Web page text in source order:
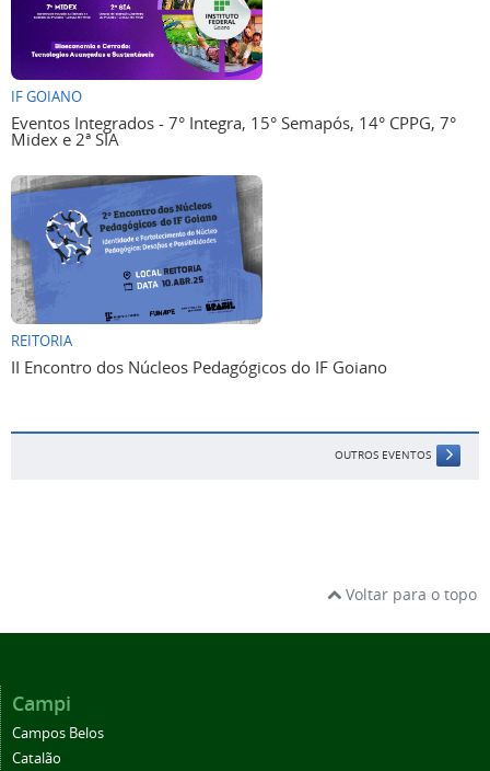
IF GOIANO
Eventos Integrados - 7° Integra, 15° Semapós, 14° CPPG, 7°
Midex e 2ª SIA
REITORIA
II Encontro dos Núcleos Pedagógicos do IF Goiano
OUTROS EVENTOS
Voltar para o topo
Campi
Campos Belos
Catalão